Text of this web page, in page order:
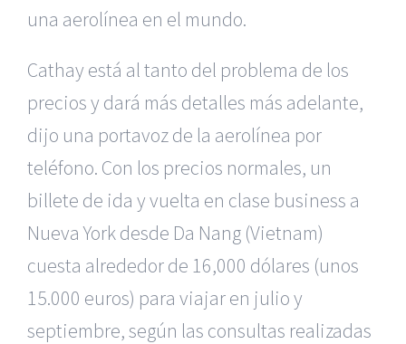
una aerolínea en el mundo.
Cathay está al tanto del problema de los
precios y dará más detalles más adelante,
dijo una portavoz de la aerolínea por
teléfono. Con los precios normales, un
billete de ida y vuelta en clase business a
Nueva York desde Da Nang (Vietnam)
cuesta alrededor de 16,000 dólares (unos
15.000 euros) para viajar en julio y
septiembre, según las consultas realizadas